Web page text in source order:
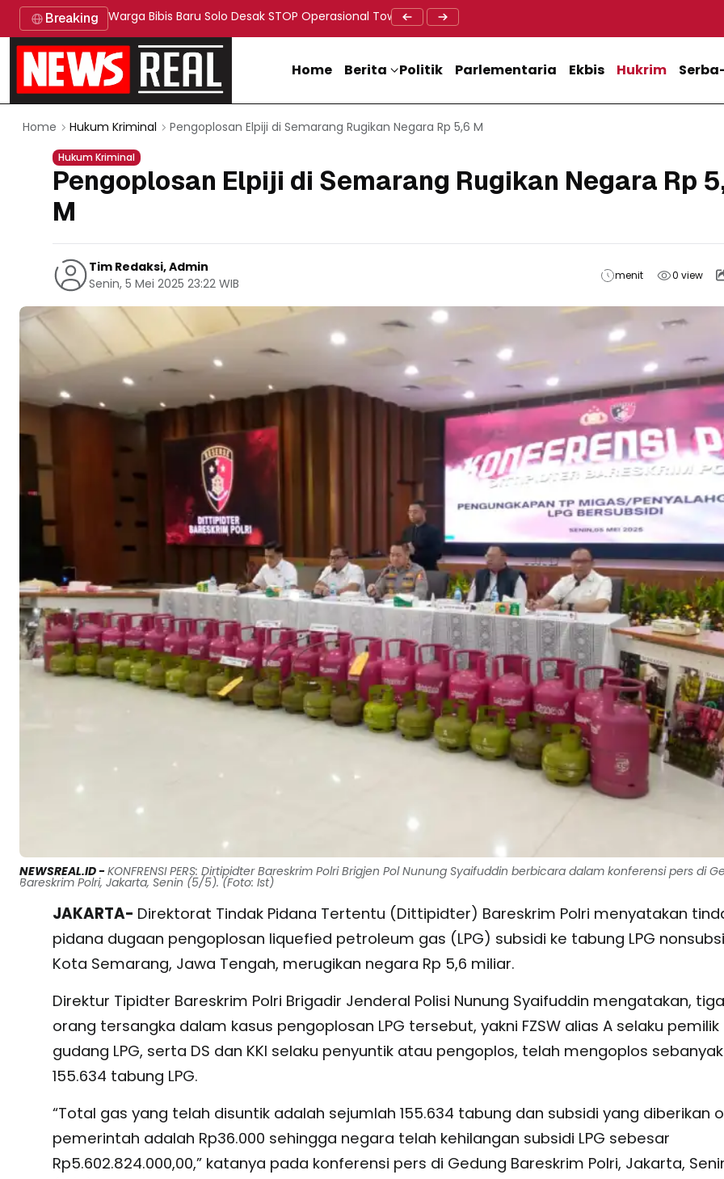
Breaking Warga Bibis Baru Solo Desak STOP Operasional Tower BTS, Diwa : Nyawa dan Keselamatan Warga Lebih
Doa Lintas Agama Perkuat Semangat Persatuan Jelang
Home Berita Politik Parlementaria Ekbis Hukrim
Home Hukum Kriminal Pengoplosan Elpiji di Semarang Rugikan Negara Rp 5,6 M
Hukum Kriminal
Pengoplosan Elpiji di Semarang Rugikan Negara Rp
M
Tim Redaksi, Admin
Senin, 5 Mei 2025 23:22 WIB
menit 0view
NEWSREAL.ID -KONFRENSI PERS: Dirtipidter Bareskrim Polri Brigjen Pol Nunung Syaifuddin berbicara dalam konferensi pers di
Bareskrim Polri, Jakarta, Senin (5/5). (Foto: Ist)
JAKARTA- Direktorat Tindak Pidana Tertentu (Dittipidter) Bareskrim Polri menyatakan
pidana dugaan pengoplosan liquefied petroleum gas (LPG) subsidi ke tabung LPG
Kota Semarang, Jawa Tengah, merugikan negara Rp 5,6 miliar.
Direktur Tipidter Bareskrim Polri Brigadir Jenderal Polisi Nunung Syaifuddin mengatakan, tiga
orang tersangka dalam kasus pengoplosan LPG tersebut, yakni FZSW alias A selaku pemilik
gudang LPG, serta DS dan KKI selaku penyuntik atau pengoplos, telah mengoplos sebanyak
155.634 tabung LPG.
“Total gas yang telah disuntik adalah sejumlah 155.634 tabung dan subsidi yang diberikan
pemerintah adalah Rp36.000 sehingga negara telah kehilangan subsidi LPG sebesar
Rp5.602.824.000,00,” katanya pada konferensi pers di Gedung Bareskrim Polri, Jakarta,